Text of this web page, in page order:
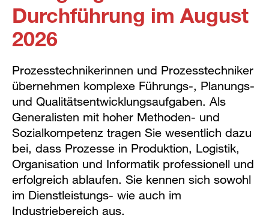
Durchführung im August
2026
Prozesstechnikerinnen und Prozesstechniker
übernehmen komplexe Führungs-, Planungs-
und Qualitätsentwicklungsaufgaben. Als
Generalisten mit hoher Methoden- und
Sozialkompetenz tragen Sie wesentlich dazu
bei, dass Prozesse in Produktion, Logistik,
Organisation und Informatik professionell und
erfolgreich ablaufen. Sie kennen sich sowohl
im Dienstleistungs- wie auch im
Industriebereich aus.